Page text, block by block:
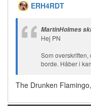
ERH4RDT
MartinHolmes
Hej PN
Som
borde. Håber i
The Drunken